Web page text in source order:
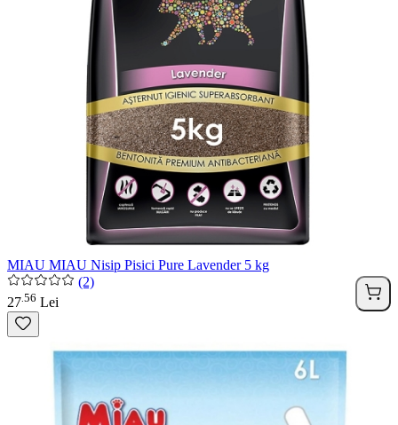
MIAU MIAU Nisip Pisici Pure Lavender 5 kg
(2)
27 56 Lei